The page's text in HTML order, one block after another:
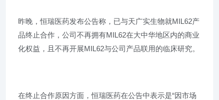
昨晚，恒瑞医药发布公告称，已与天广实生物就MIL62产
品终止合作，公司不再拥有MIL62在大中华地区内的商业
化权益，且不再开展MIL62与公司产品联用的临床研究。
在终止合作原因方面，恒瑞医药在公告中表示是“因市场